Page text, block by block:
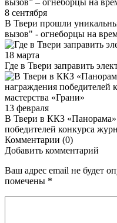
8 сентября
В Твери прошли
вызов" - огнеборцы на
18 марта
Где в Твери заправить
13 февраля
В Твери в ККЗ
победителей конкурса
Комментарии (0)
Добавить комментарий
Ваш адрес email не будет
помечены *